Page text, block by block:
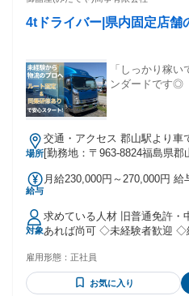
4tドライバー|県内固定店舗
「しっかり稼
ンダードです◎
場所
交通・アクセス 郡山駅より車
[勤務地：〒963-8824福島県郡
給与
月給230,000円～270,000円
れる通勤・皆勤・家族手当金
るその他手
対象
求めている人材 旧普通免許・中型免許以
あれば尚可 ◇未経験者歓迎 ◇
すすめ！／ ・人とのコミュニ
コツコツと責任を持って働き
取り組める方
雇用形態： 正社員
お気に入り